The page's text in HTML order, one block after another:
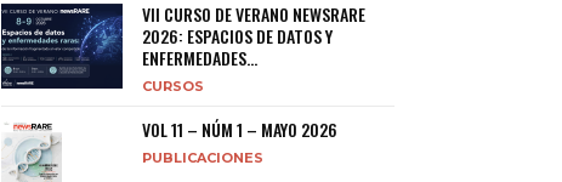
VII CURSO DE VERANO NEWSRARE
2026: ESPACIOS DE DATOS Y
ENFERMEDADES...
CURSOS
VOL 11 – NÚM 1 – MAYO 2026
PUBLICACIONES